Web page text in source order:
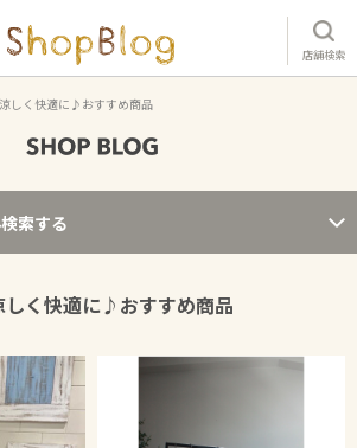
店舗検索
しく快適に♪おすすめ商品
索する
しく快適に♪おすすめ商品